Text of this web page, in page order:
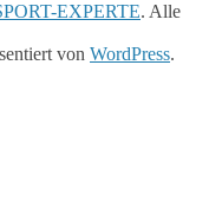
EXPERTE. Alle
von WordPress.